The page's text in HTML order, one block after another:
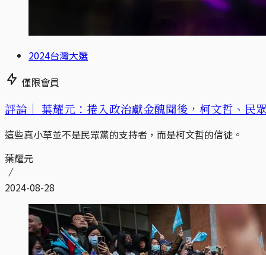
2024台灣大選
僅限會員
評論｜ 葉耀元：捲入政治獻金醜聞後，柯文哲、民
這些真小草並不是民眾黨的支持者，而是柯文哲的信徒。
葉耀元
2024-08-28